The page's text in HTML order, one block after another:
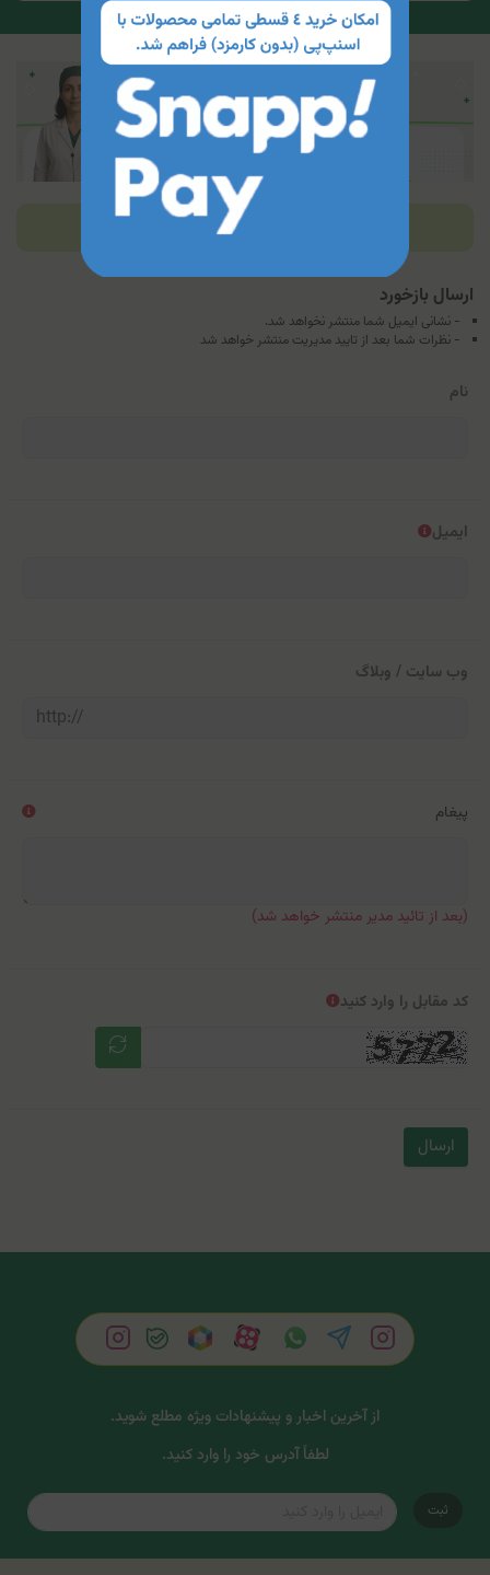
بازخوردها
ارسال بازخورد
- نشانی ایمیل شما منتشر نخواهد شد.
- نظرات شما بعد از تایید مدیریت منتشر خواهد شد
نام
ایمیل
وب سایت / وبلاگ
پیغام
(بعد از تائید مدیر منتشر خواهد شد)
کد مقابل را وارد کنید
ارسال
از آخرین اخبار و پیشنهادات ویژه مطلع شوید.
لطفاً آدرس خود را وارد کنید.
ثبت